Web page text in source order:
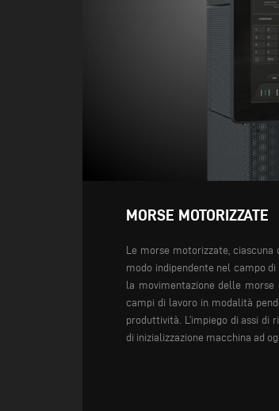
MORSE MOTORIZZATE
Le morse motorizzate, ciascuna
modo indipendente nel campo
la movimentazione delle
campi di lavoro in modalità
produttività. L’impiego di assi
di inizializzazione macchina ad